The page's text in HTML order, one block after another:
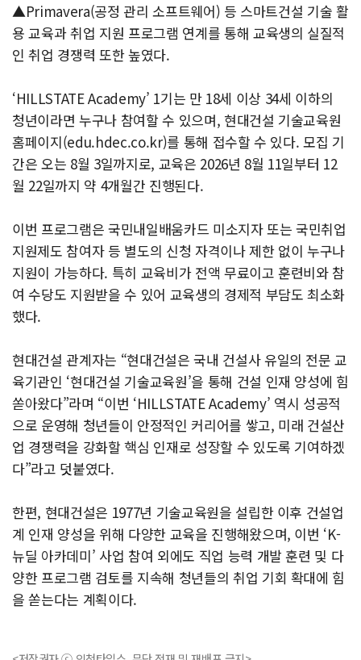
▲Primavera(공정 관리 소프트웨어) 등 스마트건설 기술 활
용 교육과 취업 지원 프로그램 연계를 통해 교육생의 실질적
인 취업 경쟁력 또한 높였다.
‘HILLSTATE Academy’ 1기는 만 18세 이상 34세 이하의
청년이라면 누구나 참여할 수 있으며, 현대건설 기술교육원
홈페이지(edu.hdec.co.kr)를 통해 접수할 수 있다. 모집 기
간은 오는 8월 3일까지로, 교육은 2026년 8월 11일부터 12
월 22일까지 약 4개월간 진행된다.
이번 프로그램은 국민내일배움카드 미소지자 또는 국민취업
지원제도 참여자 등 별도의 신청 자격이나 제한 없이 누구나
지원이 가능하다. 특히 교육비가 전액 무료이고 훈련비와 참
여 수당도 지원받을 수 있어 교육생의 경제적 부담도 최소화
했다.
현대건설 관계자는 “현대건설은 국내 건설사 유일의 전문 교
육기관인 ‘현대건설 기술교육원’을 통해 건설 인재 양성에 힘
쏟아왔다”라며 “이번 ‘HILLSTATE Academy’ 역시 성공적
으로 운영해 청년들이 안정적인 커리어를 쌓고, 미래 건설산
업 경쟁력을 강화할 핵심 인재로 성장할 수 있도록 기여하겠
다”라고 덧붙였다.
한편, 현대건설은 1977년 기술교육원을 설립한 이후 건설업
계 인재 양성을 위해 다양한 교육을 진행해왔으며, 이번 ‘K-
뉴딜 아카데미’ 사업 참여 외에도 직업 능력 개발 훈련 및 다
양한 프로그램 검토를 지속해 청년들의 취업 기회 확대에 힘
을 쏟는다는 계획이다.